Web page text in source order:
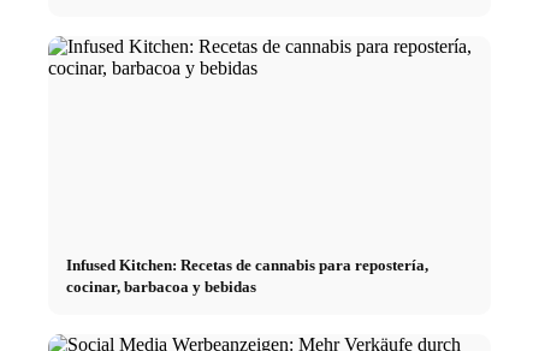
Infused Kitchen: Recetas de cannabis para repostería,
cocinar, barbacoa y bebidas